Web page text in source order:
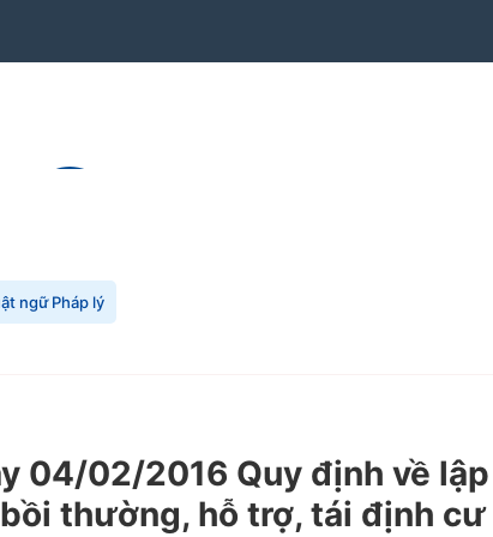
ngữ Pháp lý
04/02/2016 Quy định về
thường, hỗ trợ, tái định